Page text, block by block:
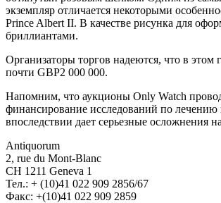
экземпляр отличается некоторыми
Prince Albert II. В качестве рисунка для
бриллиантами.
Организаторы торгов надеются, что в этом
почти GBP2 000 000.
Напомним, что аукционы Only Watch
финансирование исследований по
впоследствии дает серьезные осложнения
Antiquorum
2, rue du Mont-Blanc
CH 1211 Geneva 1
Тел.: + (10)41 022 909 2856/67
Факс: +(10)41 022 909 2859